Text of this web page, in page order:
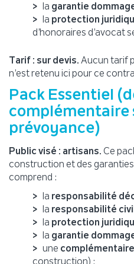
la garantie
la protection
d’honoraires d’avocat
Tarif : sur devis. Aucun tarif
n’est retenu ici pour ce
Pack Essentiel
complémentaire
prévoyance)
Public visé : artisans. Ce
construction et des
comprend :
la responsabilité
la responsabilité
la protection
la garantie
une
construction) ;